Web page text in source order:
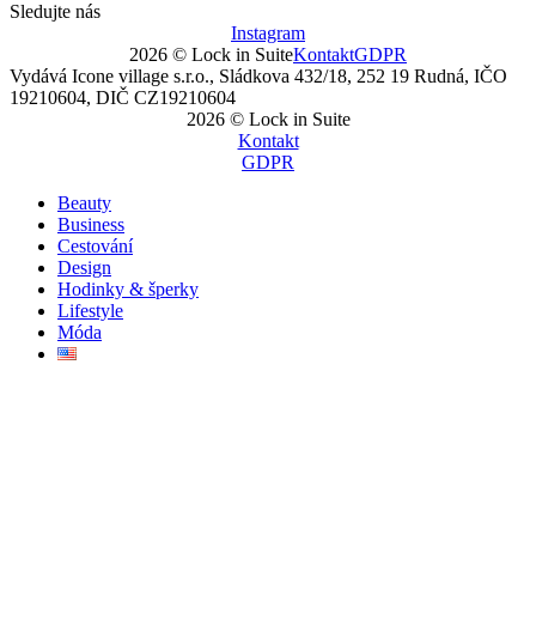
Sledujte nás
Instagram
2026 © Lock in SuiteKontaktGDPR
Vydává Icone village s.r.o., Sládkova 432/18, 252 19 Rudná, IČO
19210604, DIČ CZ19210604
2026 © Lock in Suite
Kontakt
GDPR
Beauty
Business
Cestování
Design
Hodinky & šperky
Lifestyle
Móda